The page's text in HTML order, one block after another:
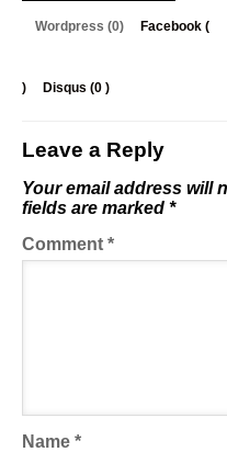
Wordpress (0) Facebook (
) Disqus (0 )
Leave a Reply
Your email address will
fields are marked *
Comment *
Name *